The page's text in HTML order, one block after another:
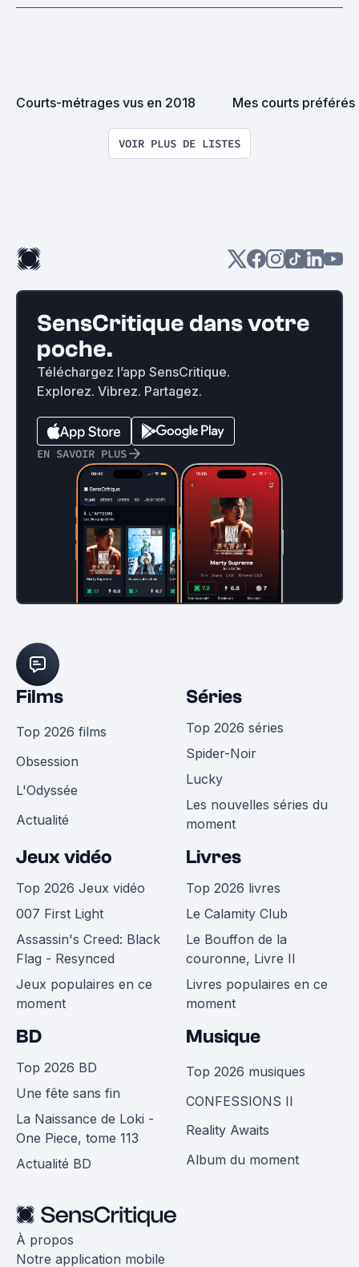
Courts-métrages vus en 2018 Mes courts préférés
VOIR PLUS DE LISTES
SensCritique dans votre
poche.
Téléchargez l’app SensCritique.
Explorez. Vibrez. Partagez.
EN SAVOIR PLUS
Films
Top 2026 films
Obsession
L'Odyssée
Actualité
Séries
Top 2026 séries
Spider-Noir
Lucky
Les nouvelles séries du
moment
Jeux vidéo
Top 2026 Jeux vidéo
007 First Light
Assassin's Creed: Black
Flag - Resynced
Jeux populaires en ce
moment
Livres
Top 2026 livres
Le Calamity Club
Le Bouffon de la
couronne, Livre II
Livres populaires en ce
moment
BD
Top 2026 BD
Une fête sans fin
La Naissance de Loki -
One Piece, tome 113
Actualité BD
Musique
Top 2026 musiques
CONFESSIONS II
Reality Awaits
Album du moment
À propos
Notre application mobile